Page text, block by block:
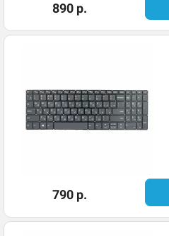
890 р.
790 р.